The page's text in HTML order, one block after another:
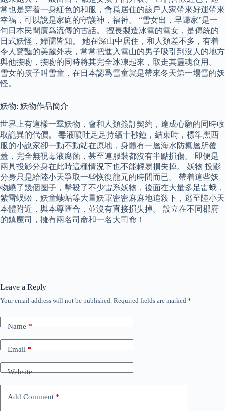
常也是穿着一身紅色的和服，會爲居住的該戶人家帶來好運帶來
幸福，可以說是家庭的守護神，福神。 “雪女出，早歸家”是一
句日本民間廣爲流傳的古話。 擅長製造冰雪的雪女，是傳統的
日式妖怪，婦孺皆知。 她在深山中居住，和人類差不多，有着
令人驚豔的美麗外表，常常把進入雪山的男子吸引到沒人的地方
與他接吻，接吻的同時將其完全冰凍起來，取走其靈魂食用。
雪女的孩子叫雪童，在日本認爲雪童就是帶來冬天第一場雪的妖
怪。
妖物: 妖物作品簡介
世界上有這樣一羣妖物，會和人類簽訂契約，達成心願的同時收
取詭異的代價。 毒液噴吐足足持續十秒鐘，結束時，標準黑西
服的小說家卻一動不動站在原地，身體有一層海水防禦層所覆
蓋，完全無視毒液腐蝕，甚至連服裝都沒有半點損傷。 即便是
兩具投影分身在此時這種情況下也不能輕易損失掉。 妖物 投影
分身只是給陸小天爭取一些恢復龍元的時間而已。 帶着這些妖
物繞了幾個圈子，擊殺了不少雷系妖物，後面在大量多足雷蛾，
紫雷蜈蚣，妖童螻蛄等大量妖軍密密麻麻地追殺下，逃至陸小天
本體附近，與本尊匯合，並沒有直接損失掉。 設立在不同郡府
的鎮魔司，擁有兩名司命和一名大司命！
Leave a Reply
Your email address will not be published. Required fields are marked *
Name*
Email*
Website
Add Comment *